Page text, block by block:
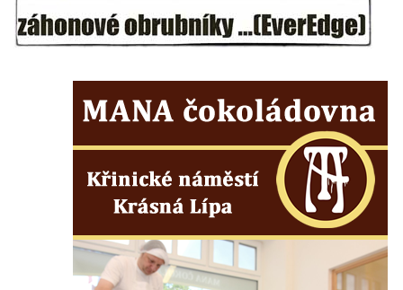
domě čp. 37 v ulici Betlém v Římově
Pomník na paměť zrušení roboty v Plavu
Socha svatého Jana Nepomuckého v
Třebušíně
Pamětní deska Johanna Nepomuka
Fischera na domě čp. 5/16 na třídě 9.
května v Rumburku
severně od Tokáně
Obrázek svatého Huberta na buku svatého